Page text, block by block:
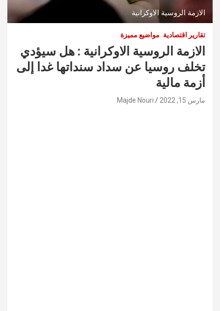
الازمة الروسية الاوكرانية
تقارير اقتصادية مواضيع مميزة
الازمة الروسية الاوكرانية : هل سيؤدي
تخلف روسيا عن سداد سنداتها غدا إلى
أزمة مالية
مارس 15, 2022 Majde Nouri